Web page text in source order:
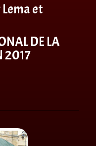
et
DE LA
2017